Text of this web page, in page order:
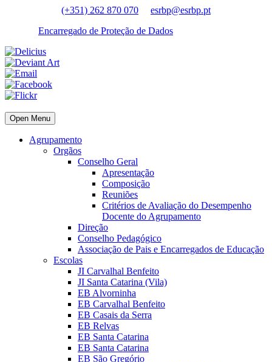
(+351) 262 870 070
esrbp@esrbp.pt
Encarregado de Proteção de Dados
Open Menu
Agrupamento
Orgãos
Conselho Geral
Apresentação
Composição
Reuniões
Critérios de Avaliação do Desempenho
Docente do Agrupamento
Direção
Conselho Pedagógico
Associação de Pais e Encarregados de Educação
Escolas
JI Carvalhal Benfeito
JI Santa Catarina (Vila)
EB Alvorninha
EB Carvalhal Benfeito
EB Casais da Serra
EB Relvas
EB Santa Catarina
EB Santa Catarina
EB São Gregório